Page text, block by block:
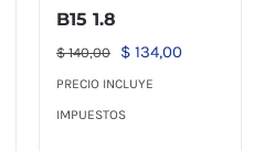
B15 1.8
$140,00
El
precio
original
$ 134,00El
PRECIO INCLUYE
IMPUESTOS